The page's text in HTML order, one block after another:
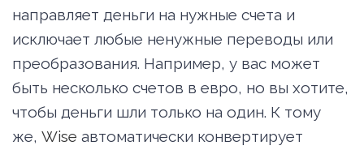
направляет деньги на нужные счета и
исключает любые ненужные переводы или
преобразования. Например, у вас может
быть несколько счетов в евро, но вы хотите,
чтобы деньги шли только на один. К тому
же, Wise автоматически конвертирует